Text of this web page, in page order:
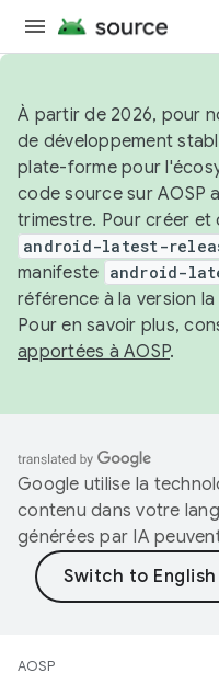
À partir de 2026, pour
de développement
plate-forme pour
code source sur AOSP
trimestre. Pour créer et
android-latest-
manifeste android-
référence à la version
Pour en savoir plus,
apportées à AOSP.
Google utilise la
contenu dans votre
générées par IA
AOSP